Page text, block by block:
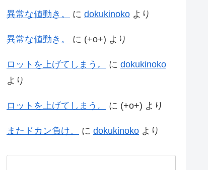
異常な値動き。 に dokukinoko より
異常な値動き。 に (+o+) より
ロットを上げてしまう。 に dokukinoko
より
ロットを上げてしまう。 に (+o+) より
またドカン負け。 に dokukinoko より